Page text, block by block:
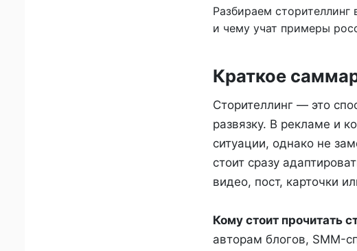
Разбираем сторителлинг
и чему учат примеры
Краткое
Сторителлинг — это
развязку. В рекламе и
ситуации, однако не
стоит сразу
видео, пост, карточки
Кому стоит прочитать
авторам блогов, SMM-